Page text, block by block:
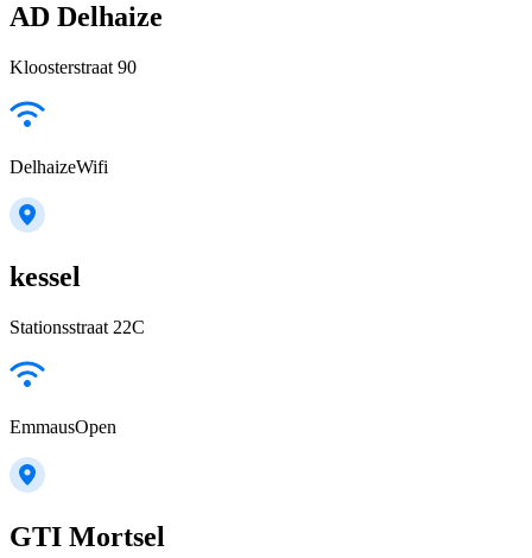
AD Delhaize
Kloosterstraat 90
DelhaizeWifi
kessel
Stationsstraat 22C
EmmausOpen
GTI Mortsel